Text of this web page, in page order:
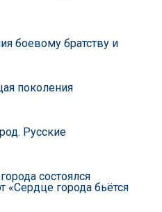
боевому братству и
поколения
Русские
состоялся
«Сердце города бьётся